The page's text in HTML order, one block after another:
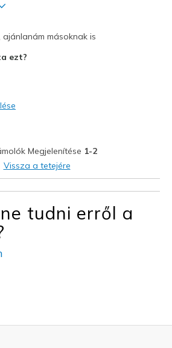
true to size
I'm Into Shoes
másoknak is
ezt?
Megjelenítése 1-2
Vissza a tetejére
tudni erről a